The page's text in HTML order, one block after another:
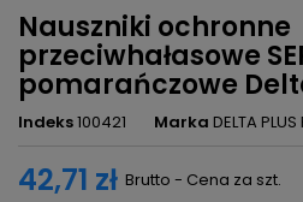
Nauszniki ochronne
przeciwhałasowe
pomarańczowe
Indeks100421 Marka DELTA
42,71 zł Brutto - Cena za szt.